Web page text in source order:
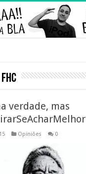
FHC
verdade, mas
Opiniões 0